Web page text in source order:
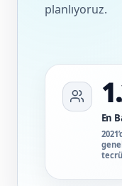
planlıyoruz.
En